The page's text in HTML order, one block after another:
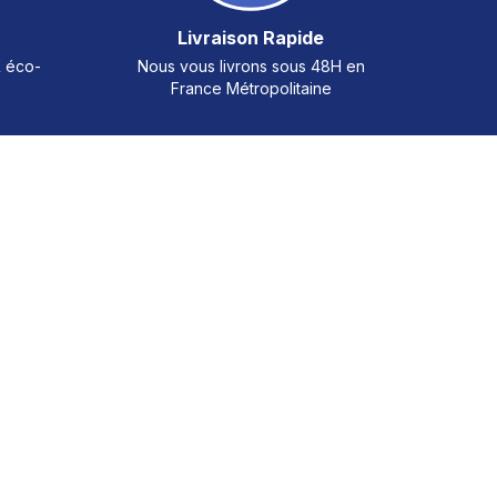
éco-
Livraison Rapide
Nous vous livrons sous 48H en
France Métropolitaine
ou passer directement à la navigation dans le